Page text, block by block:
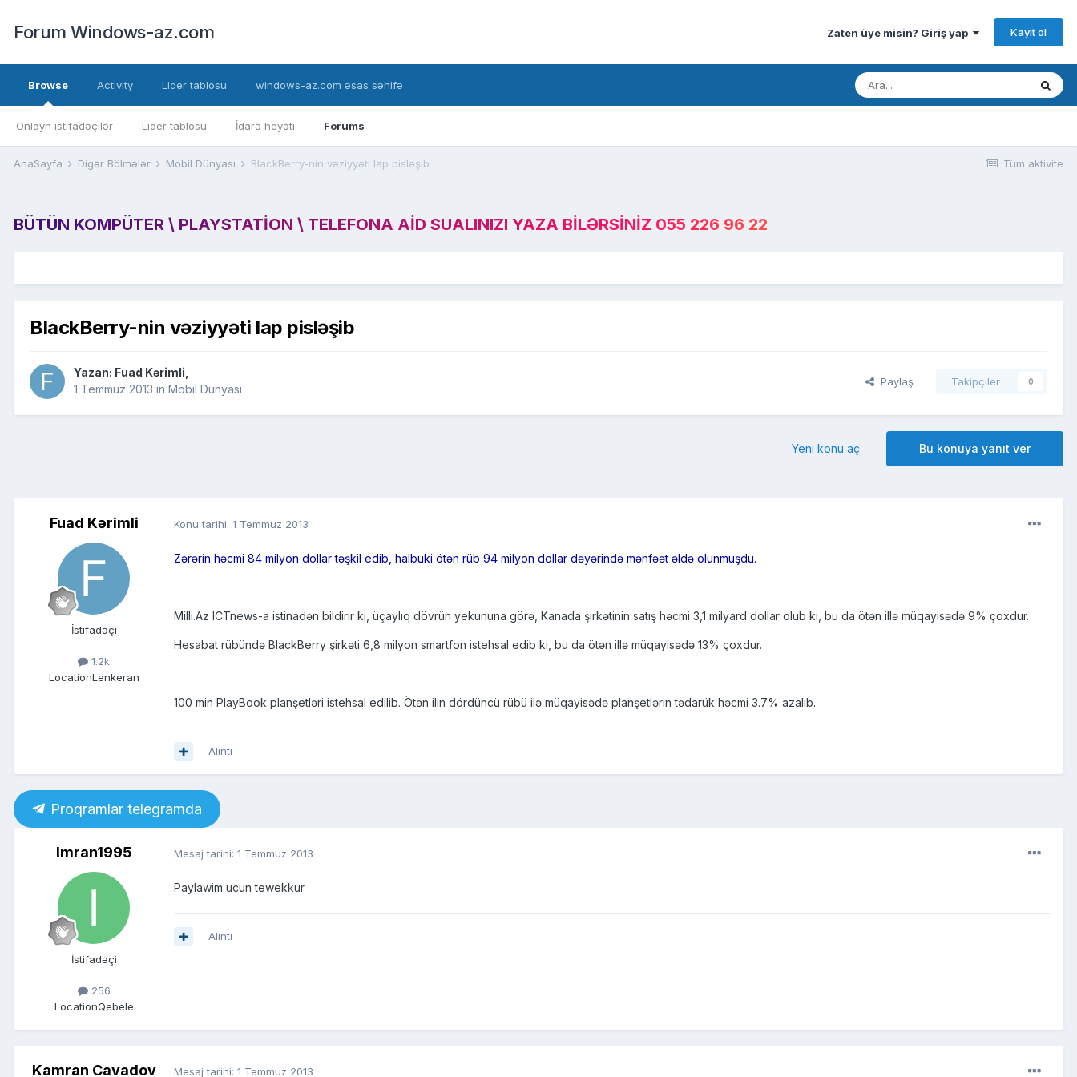
Forum Windows-az.com Zaten üye misin? Giriş yap Kayıt ol
Browse
Onlayn istifadəçilər Lider tablosu İdarə heyəti Forums
Activity Lider tablosu windows-az.com əsas səhifə
Tüm aktivite
AnaSayfa Digər Bölmələr Mobil Dünyası BlackBerry-nin vəziyyəti lap pisləşib
BÜTÜN KOMPÜTER \ PLAYSTATION \ TELEFONA AID SUALINIZI YAZA BILƏRSINIZ 055 226 96 22
BlackBerry-nin vəziyyəti lap pisləşib
Yazan: Fuad Kərimli
1 Temmuz 2013 in Mobil Dünyası
Paylaş Takipçiler 0
Bu konuya yanıt ver
Yeni konu aç
Fuad Kərimli
İstifadəçi
1.2k
LocationLenkeran
Konu tarihi: 1 Temmuz 2013
Zərərin həcmi 84 milyon dollar təşkil edib, halbuki ötən rüb 94 milyon dollar dəyərində mənfəət əldə olunmuşdu.
Milli.Az ICTnews-a istinadən bildirir ki, üçaylıq dövrün yekununa görə, Kanada şirkətinin satış həcmi 3,1 milyard dollar olub ki, bu da ötən illə müqayisədə 9% çoxdur.
Hesabat rübündə BlackBerry şirkəti 6,8 milyon smartfon istehsal edib ki, bu da ötən illə müqayisədə 13% çoxdur.
100 min PlayBook planşetləri istehsal edilib. Ötən ilin dördüncü rübü ilə müqayisədə planşetlərin tədarük həcmi 3.7% azalıb.
Alıntı
Proqramlar telegramda
Imran1995
İstifadəçi
256
LocationQebele
Mesaj tarihi: 1 Temmuz 2013
Paylawim ucun tewekkur
Alıntı
Kamran Cavadov Mesaj tarihi: 1 Temmuz 2013